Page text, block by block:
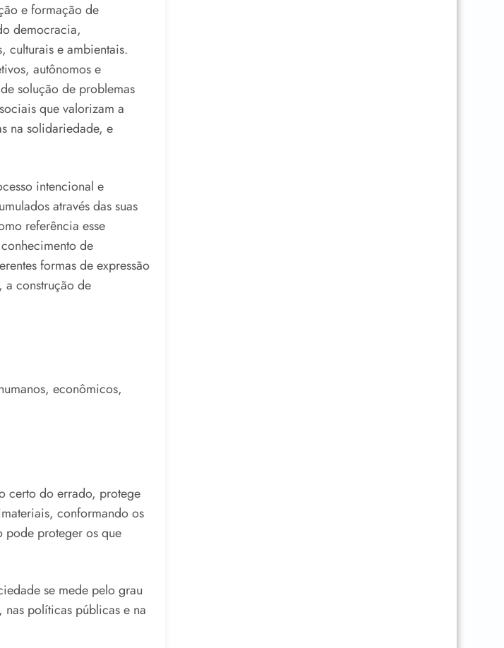
e formação de
democracia,
culturais e ambientais.
autônomos e
solução de problemas
que valorizam a
na solidariedade, e
intencional e
através das suas
referência esse
de
formas de expressão
a construção de
econômicos,
certo do errado, protege
conformando os
pode proteger os que
se mede pelo grau
políticas públicas e na